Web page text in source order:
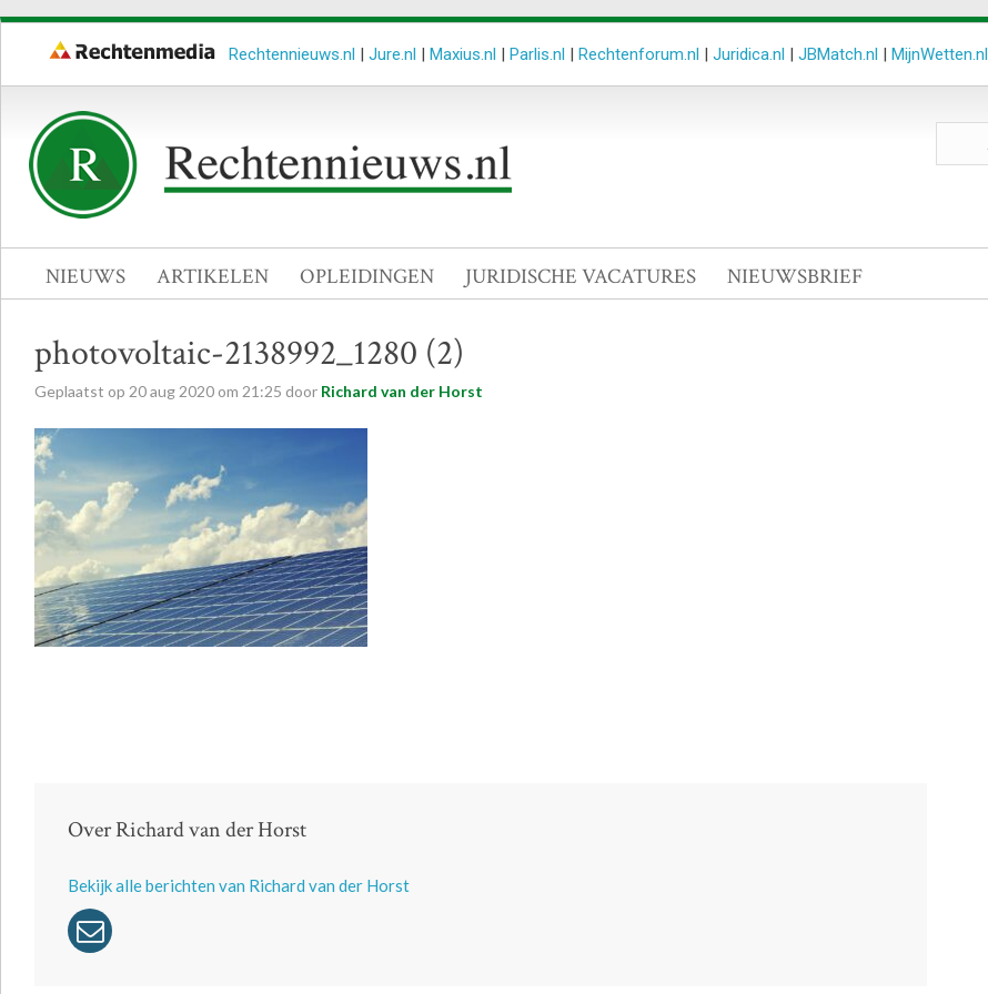
Rechtennieuws.nl | Jure.nl | Maxius.nl | Parlis.nl | Rechtenforum.nl | Juridica.nl | JBMatch.nl | MijnWetten.nl
NIEUWS ARTIKELEN OPLEIDINGEN JURIDISCHE VACATURES NIEUWSBRIEF
photovoltaic-2138992_1280 (2)
Geplaatst op 20aug 2020 om 21:25 door Richard van der Horst
Over Richard van der Horst
Bekijk alle berichten van Richard van der Horst